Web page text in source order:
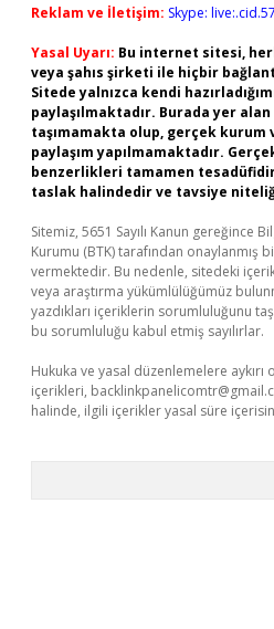
Reklam ve İletişim: Skype:
Yasal Uyarı: Bu internet sitesi,
veya şahıs şirketi ile hiçbir
Sitede yalnızca kendi
paylaşılmaktadır. Burada yer
taşımamakta olup, gerçek kurum
paylaşım yapılmamaktadır.
benzerlikleri tamamen
taslak halindedir ve tavsiye
Sitemiz, 5651 Sayılı Kanun gereğince
Kurumu (BTK) tarafından onaylanmış
vermektedir. Bu nedenle, sitedeki
veya araştırma yükümlülüğümüz
yazdıkları içeriklerin sorumluluğunu
bu sorumluluğu kabul etmiş sayılırlar.
Hukuka ve yasal düzenlemelere
içerikleri,
halinde, ilgili içerikler yasal süre